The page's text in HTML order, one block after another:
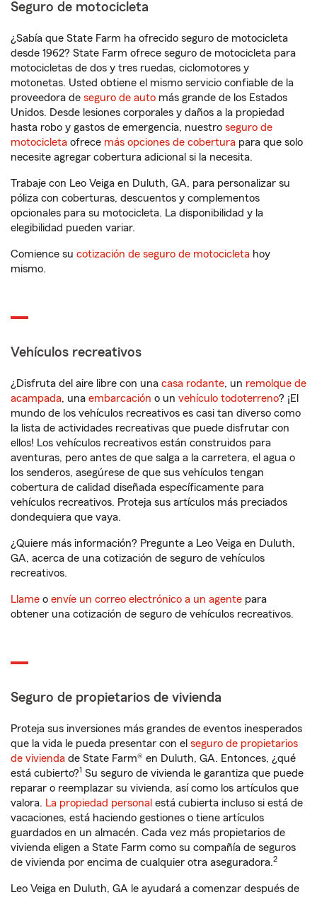
Seguro de motocicleta
¿Sabía que State Farm ha ofrecido seguro de motocicleta
desde 1962? State Farm ofrece seguro de motocicleta para
motocicletas de dos y tres ruedas, ciclomotores y
motonetas. Usted obtiene el mismo servicio confiable de la
proveedora de seguro de auto más grande de los Estados
Unidos. Desde lesiones corporales y daños a la propiedad
hasta robo y gastos de emergencia, nuestro seguro de
motocicleta ofrece más opciones de cobertura para que solo
necesite agregar cobertura adicional si la necesita.
Trabaje con Leo Veiga en Duluth, GA, para personalizar su
póliza con coberturas, descuentos y complementos
opcionales para su motocicleta. La disponibilidad y la
elegibilidad pueden variar.
Comience su cotización de seguro de motocicleta hoy
mismo.
Vehículos recreativos
¿Disfruta del aire libre con una casa rodante, un remolque de
acampada, una embarcación o un vehículo todoterreno? ¡El
mundo de los vehículos recreativos es casi tan diverso como
la lista de actividades recreativas que puede disfrutar con
ellos! Los vehículos recreativos están construidos para
aventuras, pero antes de que salga a la carretera, el agua o
los senderos, asegúrese de que sus vehículos tengan
cobertura de calidad diseñada específicamente para
vehículos recreativos. Proteja sus artículos más preciados
dondequiera que vaya.
¿Quiere más información? Pregunte a Leo Veiga en Duluth,
GA, acerca de una cotización de seguro de vehículos
recreativos.
Llame o envíe un correo electrónico a un agente para
obtener una cotización de seguro de vehículos recreativos.
Seguro de propietarios de vivienda
Proteja sus inversiones más grandes de eventos inesperados
que la vida le pueda presentar con el seguro de propietarios
de vivienda de State Farm® en Duluth, GA. Entonces, ¿qué
está cubierto?1 Su seguro de vivienda le garantiza que puede
reparar o reemplazar su vivienda, así como los artículos que
valora. La propiedad personal está cubierta incluso si está de
vacaciones, está haciendo gestiones o tiene artículos
guardados en un almacén. Cada vez más propietarios de
vivienda eligen a State Farm como su compañía de seguros
de vivienda por encima de cualquier otra aseguradora.2
Leo Veiga en Duluth, GA le ayudará a comenzar después de